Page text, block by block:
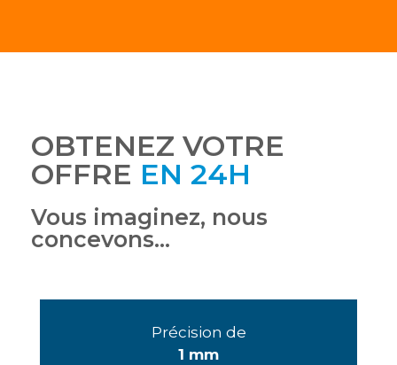
OBTENEZ VOTRE
OFFRE EN 24H
Vous imaginez, nous
concevons…
Précision de
1 mm